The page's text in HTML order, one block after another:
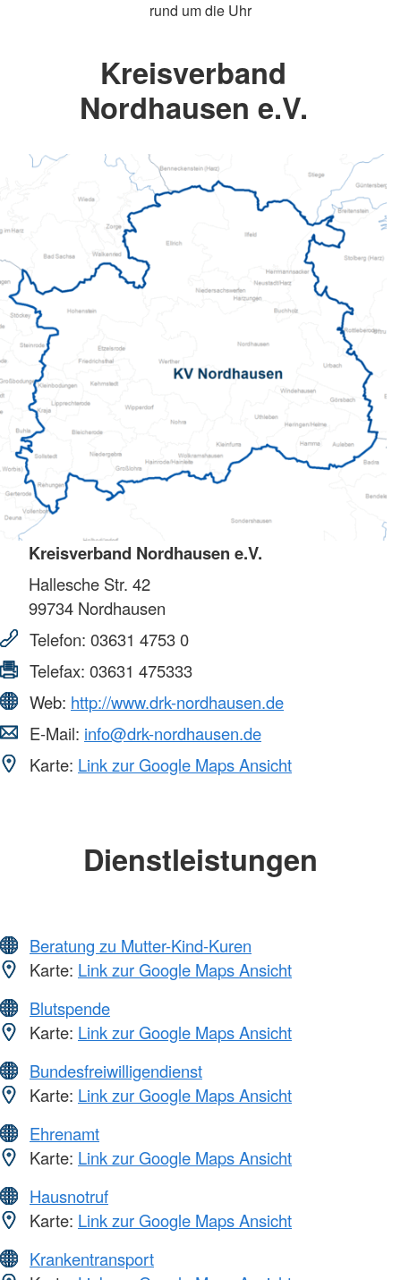
rund um die Uhr
Kreisverband
Nordhausen e.V.
Kreisverband Nordhausen e.V.
Hallesche Str. 42
99734 Nordhausen
Telefon: 03631 4753 0
Telefax: 03631 475333
Web: http://www.drk-nordhausen.de
E-Mail: info@drk-nordhausen.de
Karte: Link zur Google Maps Ansicht
Dienstleistungen
Beratung zu Mutter-Kind-Kuren
Karte: Link zur Google Maps Ansicht
Blutspende
Karte: Link zur Google Maps Ansicht
Bundesfreiwilligendienst
Karte: Link zur Google Maps Ansicht
Ehrenamt
Karte: Link zur Google Maps Ansicht
Hausnotruf
Karte: Link zur Google Maps Ansicht
Krankentransport